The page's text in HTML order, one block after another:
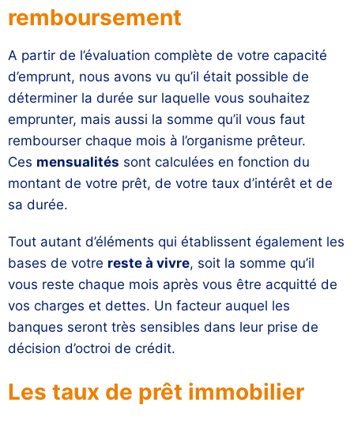
remboursement
A partir de l’évaluation complète de votre capacité
d’emprunt, nous avons vu qu’il était possible de
déterminer la durée sur laquelle vous souhaitez
emprunter, mais aussi la somme qu’il vous faut
rembourser chaque mois à l’organisme prêteur.
Ces mensualités sont calculées en fonction du
montant de votre prêt, de votre taux d’intérêt et de
sa durée.
Tout autant d’éléments qui établissent également les
bases de votre reste à vivre, soit la somme qu’il
vous reste chaque mois après vous être acquitté de
vos charges et dettes. Un facteur auquel les
banques seront très sensibles dans leur prise de
décision d’octroi de crédit.
Les taux de prêt immobilier